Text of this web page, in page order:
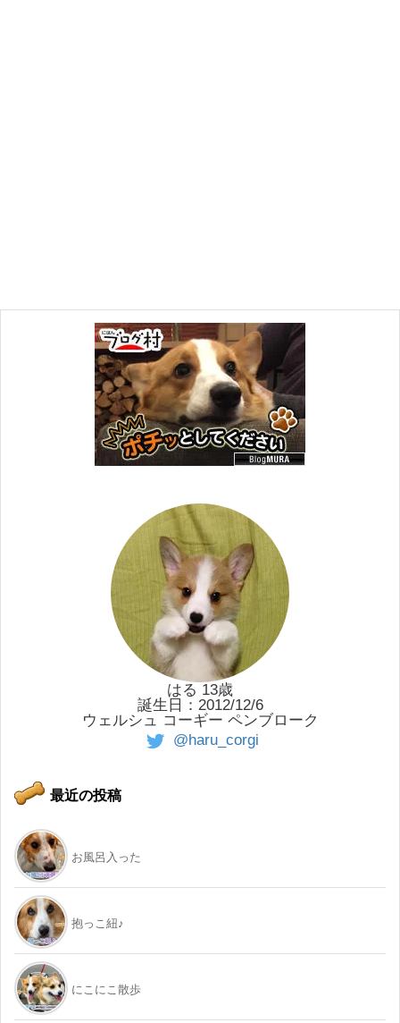
はる 13歳
誕生日：2012/12/6
ウェルシュ コーギー ペンブローク
@haru_corgi
最近の投稿
お風呂入った
抱っこ紐♪
にこにこ散歩